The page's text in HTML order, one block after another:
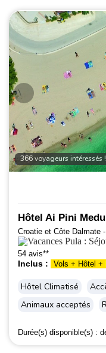
366 voyageurs intéressés !
Hôtel Ai Pini
Croatie et Côte Dalmate
54 avis**
Inclus : Vols + Hôtel +
Hôtel Climatisé
Animaux acceptés
Durée(s) disponible(s) :